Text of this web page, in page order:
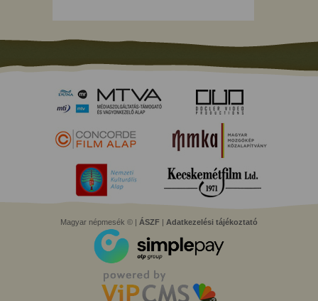
Magyar népmesék © | ÁSZF | Adatkezelési tájékoztató